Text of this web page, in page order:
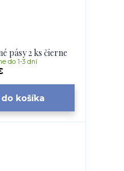
pásy 2 ks čierne
do 1-3 dní
košíka